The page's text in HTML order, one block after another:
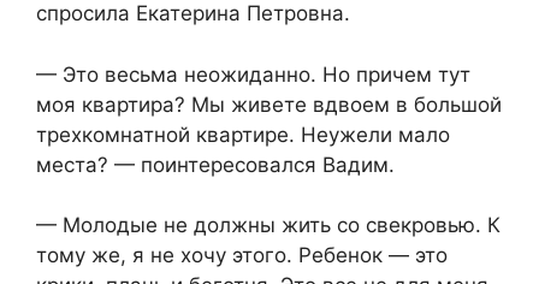
спросила Екатерина Петровна.
— Это весьма неожиданно. Но причем тут
моя квартира? Мы живете вдвоем в большой
трехкомнатной квартире. Неужели мало
места? — поинтересовался Вадим.
— Молодые не должны жить со свекровью. К
тому же, я не хочу этого. Ребенок — это